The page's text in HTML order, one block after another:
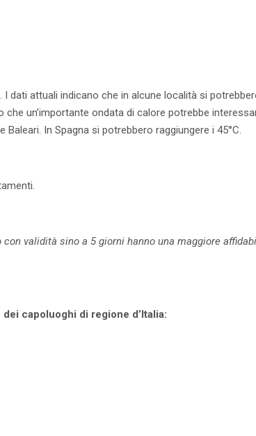
dati attuali indicano che in alcune località si
che un’importante ondata di calore potrebbe
In Spagna si potrebbero raggiungere i 45°C.
validità sino a 5 giorni hanno una maggiore
dei capoluoghi di regione d’Italia: